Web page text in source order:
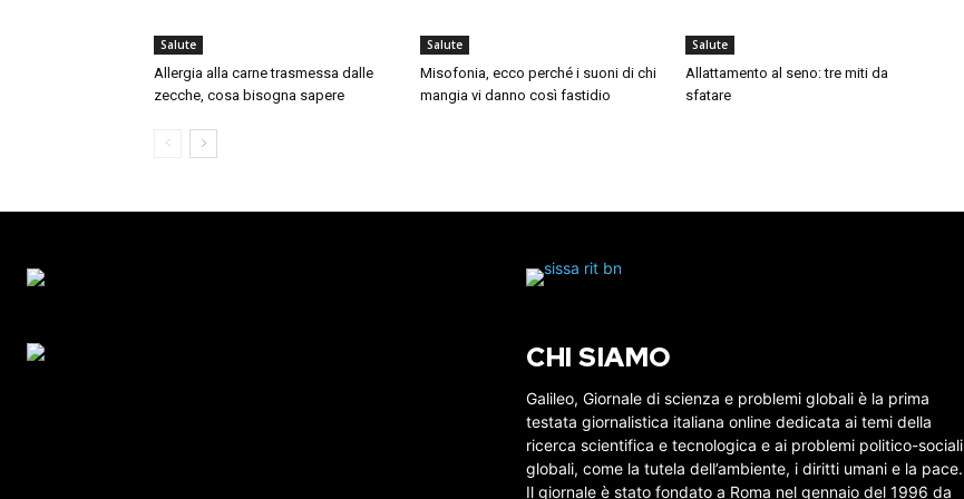
Salute
Allergia alla carne trasmessa dalle
zecche, cosa bisogna sapere
Salute
Misofonia, ecco perché i suoni di chi
mangia vi danno così fastidio
Salute
Allattamento al seno: tre miti da
sfatare
CHI SIAMO
Galileo, Giornale di scienza e problemi globali è la prima
testata giornalistica italiana online dedicata ai temi della
ricerca scientifica e tecnologica e ai problemi politico-sociali
globali, come la tutela dell’ambiente, i diritti umani e la pace.
Il giornale è stato fondato a Roma nel gennaio del 1996 da